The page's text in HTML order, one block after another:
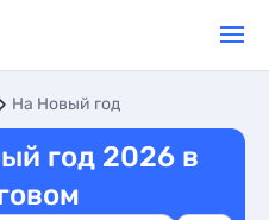
На Новый год
год 2026 в